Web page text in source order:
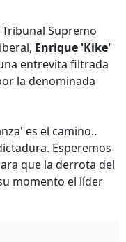
Supremo
Enrique 'Kike'
entrevita filtrada
la denominada
es el camino..
Esperemos
que la derrota del
momento el líder